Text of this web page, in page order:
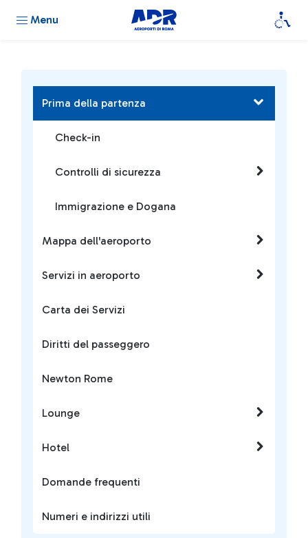
Menu
Prima della partenza
Check-in
Controlli di sicurezza
Immigrazione e Dogana
Mappa dell'aeroporto
Servizi in aeroporto
Carta dei Servizi
Diritti del passeggero
Newton Rome
Lounge
Hotel
Domande frequenti
Numeri e indirizzi utili